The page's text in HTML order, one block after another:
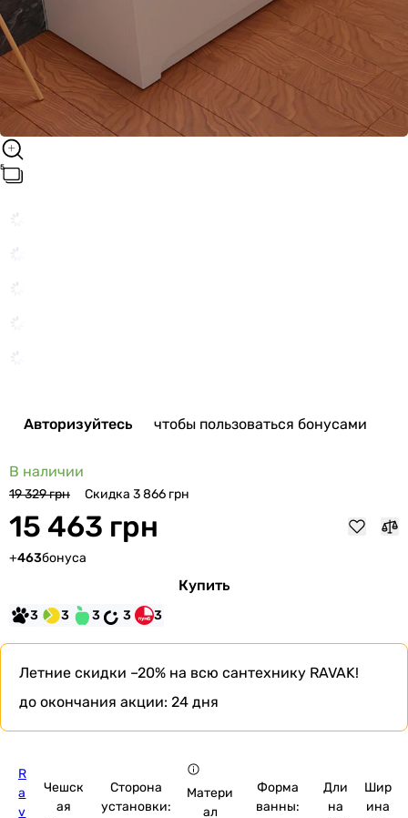
Авторизуйтесь чтобы пользоваться бонусами
В наличии
19 329 грн Скидка 3 866 грн
15 463 грн
+463бонуса
Купить
3 3 3 3 3
Летние скидки –20% на всю сантехнику RAVAK!
до окончания акции: 24 дня
R
a
v
Чешск
ая
Сторона
установки:
Матери
ал
Форма
ванны:
Дли
на
Шир
ина